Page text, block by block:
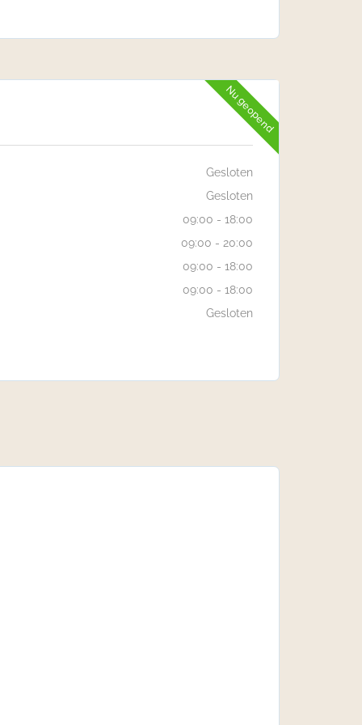
Nu geopend
Gesloten
Gesloten
09:00 - 18:00
09:00 - 20:00
09:00 - 18:00
09:00 - 18:00
Gesloten